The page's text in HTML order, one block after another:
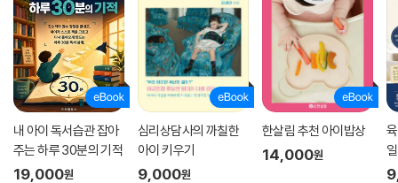
내 아이 독서습관 잡아
주는 하루 30분의 기적
19,000원
심리상담사의 까칠한
아이 키우기
9,000원
한살림 추천 아이밥상
14,000원